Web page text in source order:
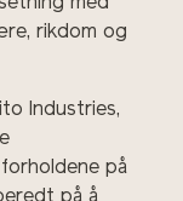
rikdom og
Industries,
på